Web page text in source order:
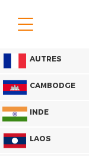
AUTRES
CAMBODGE
INDE
LAOS